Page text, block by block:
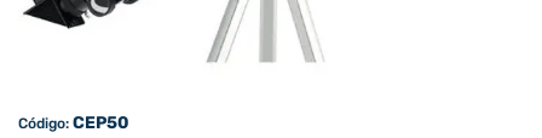
Código: CEP50